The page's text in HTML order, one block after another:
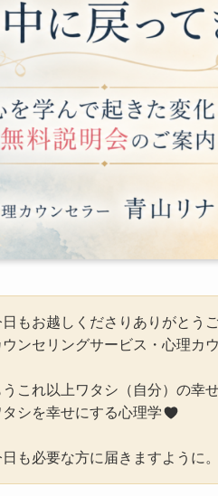
もお越しくださりありがとうご
ウンセリングサービス・心理カ
うこれ以上ワタシ（自分）の幸
タシを幸せにする心理学
も必要な方に届きますように。